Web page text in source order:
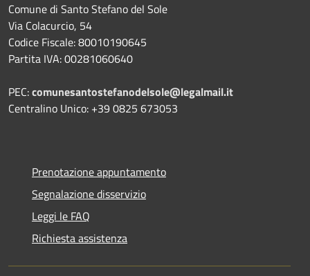
Comune di Santo Stefano del Sole
Via Colacurcio, 54
Codice Fiscale: 80010190645
Partita IVA: 00281060640
PEC:comunesantostefanodelsole@legalmail.it
Centralino Unico: +39 0825 673053
Prenotazione appuntamento
Segnalazione disservizio
Leggi le FAQ
Richiesta assistenza